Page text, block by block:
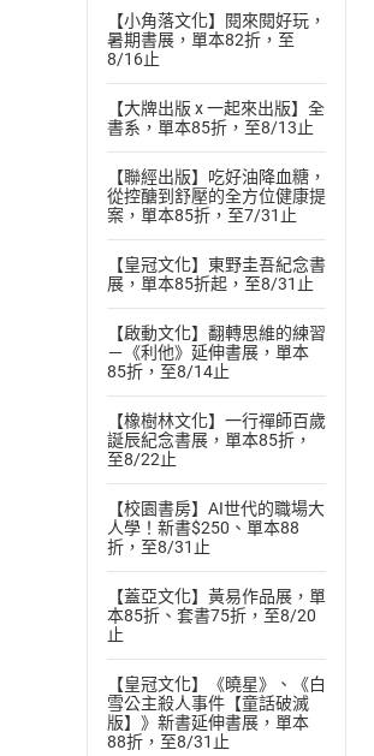
【小角落文化】閱來閱好玩，
暑期書展，單本82折，至
8/16止
【大牌出版 x 一起來出版】全
書系，單本85折，至8/13止
【聯經出版】吃好油降血糖，
從控醣到舒壓的全方位健康提
案，單本85折，至7/31止
【皇冠文化】東野圭吾紀念書
展，單本85折起，至8/31止
【啟動文化】翻轉思維的練習
－《利他》延伸書展，單本
85折，至8/14止
【橡樹林文化】一行禪師百歲
誕辰紀念書展，單本85折，
至8/22止
【校園書房】AI世代的職場大
人學！新書$250、單本88
折，至8/31止
【蓋亞文化】黃易作品展，單
本85折、套書75折，至8/20
止
【皇冠文化】《曉星》、《白
雪公主殺人事件【童話破滅
版】》新書延伸書展，單本
88折，至8/31止